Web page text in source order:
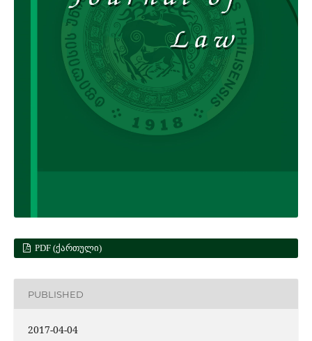
PDF (ᲥᲐᲠᲗᲣᲚᲘ)
PUBLISHED
2017-04-04